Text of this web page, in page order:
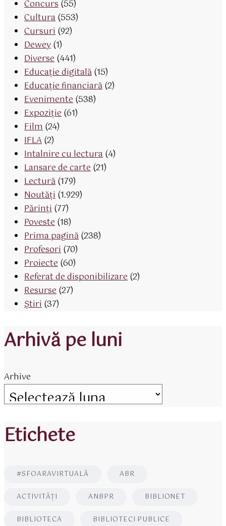
Concurs(55)
Cultura(553)
Cursuri(92)
Dewey(1)
Diverse(441)
Educaţie digitală(15)
Educaţie financiară(2)
Evenimente(538)
Expoziție(61)
Film(24)
IFLA(2)
Intalnire cu lectura(4)
Lansare de carte(21)
Lectură(179)
Noutăți(1.929)
Părinţi(77)
Poveste(18)
Prima pagină(238)
Profesori(70)
Proiecte(60)
Referat de disponibilizare(2)
Resurse(27)
Știri(37)
Arhivă pe luni
Arhive
Etichete
#SFOARAVIRTUALĂ ABR
ACTIVITĂŢI ANBPR BIBLIONET
BIBLIOTECA BIBLIOTECI PUBLICE